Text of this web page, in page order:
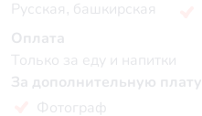
Русская, башкирская
Оплата
Только за еду и напитки
За дополнительную плату
Фотограф